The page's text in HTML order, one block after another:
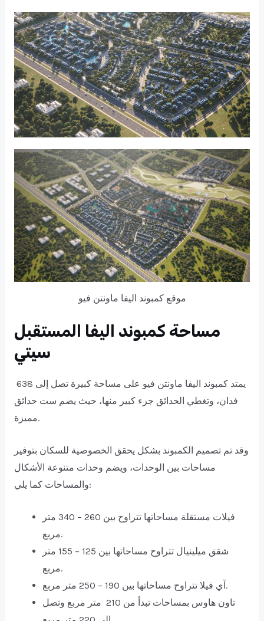
موقع كمبوند اليفا ماونتن فيو
مساحة كمبوند اليفا المستقبل
سيتي
فدان، وتغطي الحدائق جزء كبير منها، حيث يضم ست حدائق
مميزة.
وقد تم تصميم الكمبوند بشكل يحقق الخصوصية للسكان بتوفير
مساحات بين الوحدات، ويضم وحدات متنوعة الأشكال
والمساحات كما يلي:
فيلات مستقلة مساحاتها تتراوح بين 260 – 340 متر
مربع.
شقق ميلينيال تتراوح مساحاتها بين 125 – 155 متر
مربع.
آي فيلا تتراوح مساحاتها بين 190 – 250 متر مربع.
تاون هاوس بمساحات تبدأ من 210 متر مربع وتصل